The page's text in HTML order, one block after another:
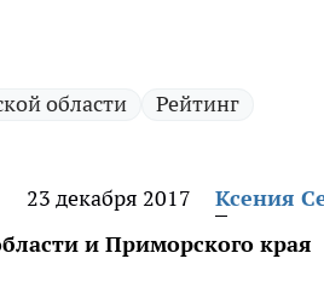
области Рейтинг
23 декабря 2017
Ксения
и Приморского края